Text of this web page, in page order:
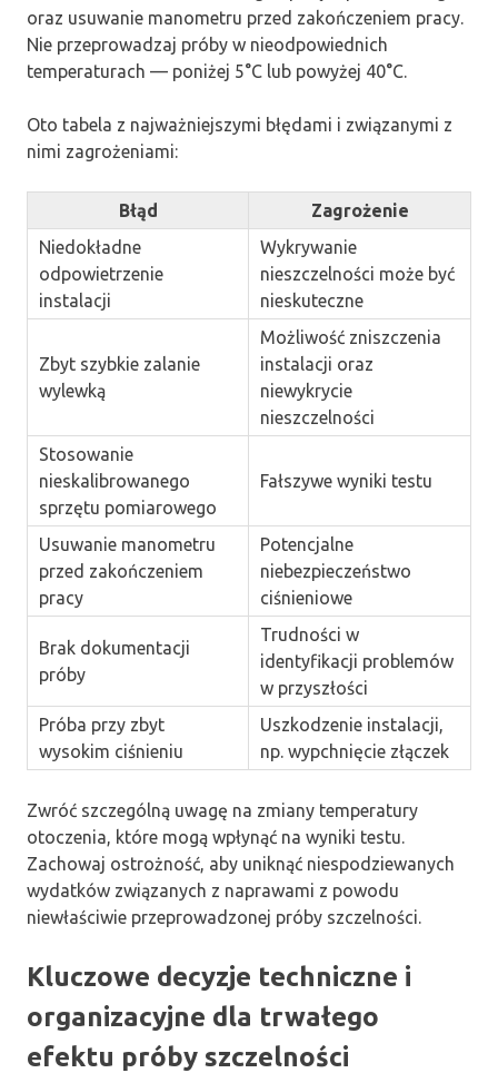
oraz usuwanie manometru przed zakończeniem pracy.
Nie przeprowadzaj próby w nieodpowiednich
temperaturach — poniżej 5°C lub powyżej 40°C.
Oto tabela z najważniejszymi błędami i związanymi z
nimi zagrożeniami:
Błąd
Zagrożenie
Niedokładne
odpowietrzenie
instalacji
Wykrywanie
nieszczelności może być
nieskuteczne
Zbyt szybkie zalanie
wylewką
Możliwość zniszczenia
instalacji oraz
niewykrycie
nieszczelności
Stosowanie
nieskalibrowanego
sprzętu pomiarowego
Fałszywe wyniki testu
Usuwanie manometru
przed zakończeniem
pracy
Potencjalne
niebezpieczeństwo
ciśnieniowe
Brak dokumentacji
próby
Trudności w
identyfikacji problemów
w przyszłości
Próba przy zbyt
wysokim ciśnieniu
Uszkodzenie instalacji,
np. wypchnięcie złączek
Zwróć szczególną uwagę na zmiany temperatury
otoczenia, które mogą wpłynąć na wyniki testu.
Zachowaj ostrożność, aby uniknąć niespodziewanych
wydatków związanych z naprawami z powodu
niewłaściwie przeprowadzonej próby szczelności.
Kluczowe decyzje techniczne i
organizacyjne dla trwałego
efektu próby szczelności